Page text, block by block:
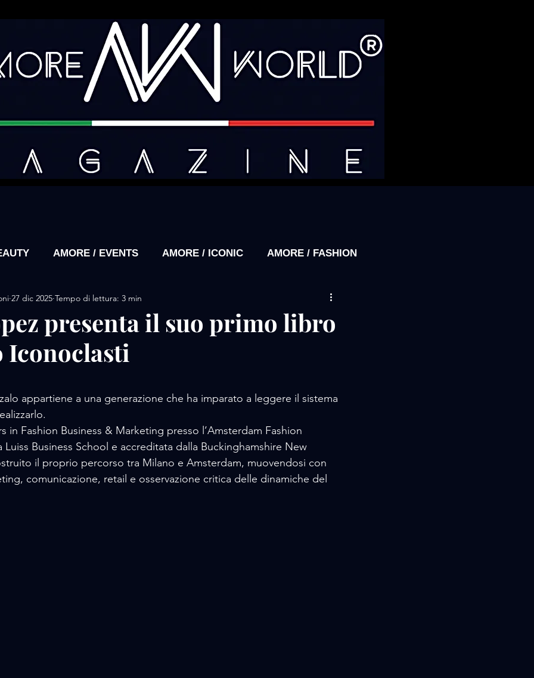
AMORE / EVENTS AMORE / ICONIC AMORE / FASHION
/ DESIGN AMORE / MOTORS / SPORT AMORE / MUSIC
AMORE/ MOVIE AMORE / PERFUME
/ FOOD AMORE / LUXURY WHATCHES AMORE / EVENTS
presenta il suo primo libro
27 dic 2025 Tempo di lettura: 3 min
su 5.
appartiene a una generazione che ha imparato a leggere il sistema
in Fashion Business & Marketing presso l’Amsterdam Fashion
Luiss Business School e accreditata dalla Buckinghamshire New
il proprio percorso tra Milano e Amsterdam, muovendosi con
comunicazione, retail e osservazione critica delle dinamiche del